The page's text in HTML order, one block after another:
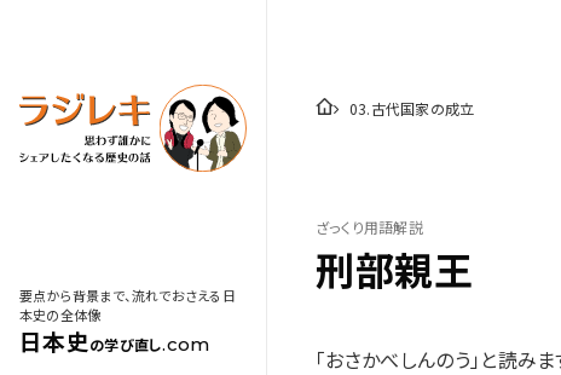
要点から背景まで、流れでおさえる日
本史の全体像
日本史の学び直し.com
03.古代国家の成立
ざっくり用語解説
刑部親王
「おさかべしんのう」と読み